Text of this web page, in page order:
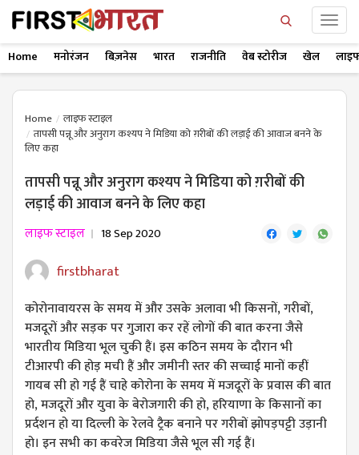
Home मनोरंजन बिज़नेस भारत राजनीति वेब स्टोरीज खेल
Home
लाइफ स्टाइल
तापसी पन्नू और अनुराग कश्यप ने मिडिया को ग़रीबों की लड़ाई की आवाज बनने के
लिए कहा
तापसी पन्नू और अनुराग कश्यप ने मिडिया को ग़रीबों की
लड़ाई की आवाज बनने के लिए कहा
लाइफ स्टाइल 18 Sep 2020
firstbharat
कोरोनावायरस के समय में और उसके अलावा भी किसनों, गरीबों,
मजदूरों और सड़क पर गुजारा कर रहें लोगों की बात करना जैसे
भारतीय मिडिया भूल चुकी हैं। इस कठिन समय के दौरान भी
टीआरपी की होड़ मची हैं और जमीनी स्तर की सच्चाई मानों कहीं
गायब सी हो गई हैं चाहे कोरोना के समय में मजदूरों के प्रवास की बात
हो, मजदूरों और युवा के बेरोजगारी की हो, हरियाणा के किसानों का
प्रर्दशन हो या दिल्ली के रेलवे ट्रैक बनाने पर गरीबों झोपड़पट्टी उड़ानी
हो। इन सभी का कवरेज मिडिया जैसे भूल सी गई हैं।